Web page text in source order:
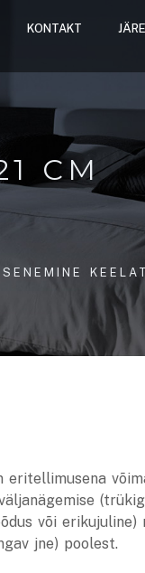
KONTAKT
CM
eritellimusena
või
jne) poolest.